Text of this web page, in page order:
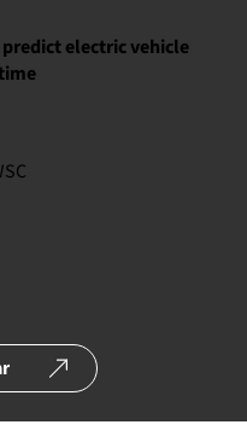
electric vehicle